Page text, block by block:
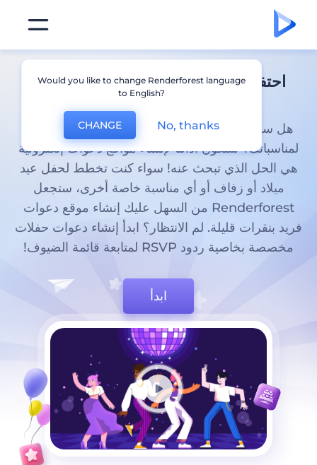
احتفل بالأحداث المهمة في حياتك بموقع
دعوات حفلاتإلكتروني
هل سئمت من إرسال نفس الدعوات الورقية القديمة
لمناسباتك؟ ستكون أداتنا لإنشاء مواقع دعوات إلكترونية
هي الحل الذي تبحث عنه! سواء كنت تخطط لحفل عيد
ميلاد أو زفاف أو أي مناسبة خاصة أخرى، ستجعل
Renderforest من السهل عليك إنشاء موقع دعوات
فريد بنقرات قليلة. لم الانتظار؟ ابدأ إنشاء دعوات حفلات
مخصصة بخاصية ردود RSVP لمتابعة قائمة الضيوف!
ابدأ
Would you like to change Renderforest language
to English?
CHANGE No, thanks